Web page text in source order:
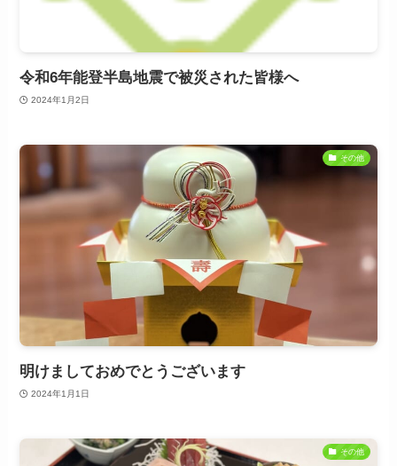
令和6年能登半島地震で被災された皆様へ
2024年1月2日
その他
明けましておめでとうございます
2024年1月1日
その他